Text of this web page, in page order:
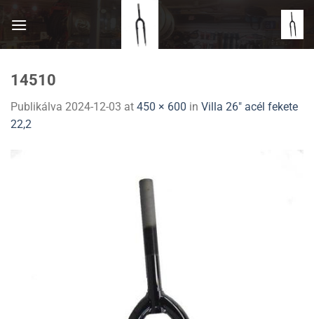
14510
Publikálva 2024-12-03 at 450 × 600 in Villa 26″ acél fekete
22,2